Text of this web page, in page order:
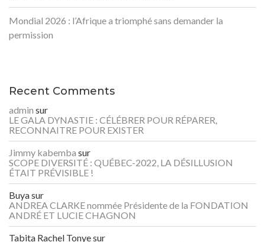
Mondial 2026 : l’Afrique a triomphé sans demander la
permission
Recent Comments
admin sur
LE GALA DYNASTIE : CÉLÉBRER POUR RÉPARER,
RECONNAITRE POUR EXISTER
Jimmy kabemba sur
SCOPE DIVERSITÉ : QUÉBEC-2022, LA DÉSILLUSION
ÉTAIT PRÉVISIBLE !
Buyasur
ANDREA CLARKE nommée Présidente de la FONDATION
ANDRÉ ET LUCIE CHAGNON
Tabita Rachel Tonyesur